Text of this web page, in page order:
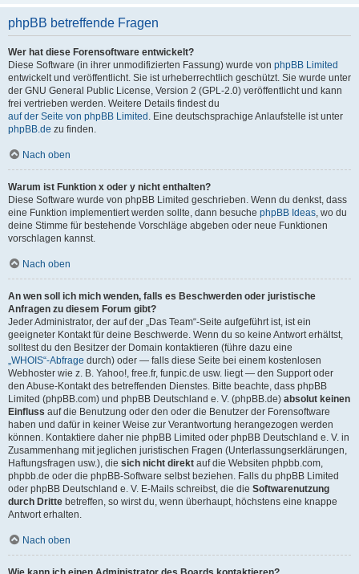
phpBB betreffende Fragen
Wer hat diese Forensoftware entwickelt?
Diese Software (in ihrer unmodifizierten Fassung) wurde von phpBB Limited
entwickelt und veröffentlicht. Sie ist urheberrechtlich geschützt. Sie wurde unter
der GNU General Public License, Version 2 (GPL-2.0) veröffentlicht und kann
frei vertrieben werden. Weitere Details findest du
auf der Seite von phpBB Limited . Eine deutschsprachige Anlaufstelle ist unter
phpBB.de zu finden.
Nach oben
Warum ist Funktion x oder y nicht enthalten?
Diese Software wurde von phpBB Limited geschrieben. Wenn du denkst, dass
eine Funktion implementiert werden sollte, dann besuche phpBB Ideas, wo du
deine Stimme für bestehende Vorschläge abgeben oder neue Funktionen
vorschlagen kannst.
Nach oben
An wen soll ich mich wenden, falls es Beschwerden oder juristische
Anfragen zu diesem Forum gibt?
Jeder Administrator, der auf der „Das Team“-Seite aufgeführt ist, ist ein
geeigneter Kontakt für deine Beschwerde. Wenn du so keine Antwort erhältst,
solltest du den Besitzer der Domain kontaktieren (führe dazu eine
„WHOIS“-Abfrage durch) oder — falls diese Seite bei einem kostenlosen
Webhoster wie z. B. Yahoo!, free.fr, funpic.de usw. liegt — den Support oder
den Abuse-Kontakt des betreffenden Dienstes. Bitte beachte, dass phpBB
Limited (phpBB.com) und phpBB Deutschland e. V. (phpBB.de) absolut keinen
Einfluss auf die Benutzung oder den oder die Benutzer der Forensoftware
haben und dafür in keiner Weise zur Verantwortung herangezogen werden
können. Kontaktiere daher nie phpBB Limited oder phpBB Deutschland e. V. in
Zusammenhang mit jeglichen juristischen Fragen (Unterlassungserklärungen,
Haftungsfragen usw.), die sich nicht direkt auf die Websiten phpbb.com,
phpbb.de oder die phpBB-Software selbst beziehen. Falls du phpBB Limited
oder phpBB Deutschland e. V. E-Mails schreibst, die die Softwarenutzung
durch Dritte betreffen, so wirst du, wenn überhaupt, höchstens eine knappe
Antwort erhalten.
Nach oben